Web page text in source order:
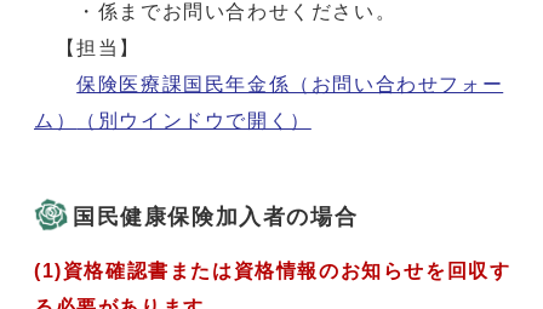
・係までお問い合わせください。
【担当】
保険医療課国民年金係（お問い合わせフォー
ム）
（別ウインドウで開く）
国民健康保険加入者の場合
(1)資格確認書または資格情報のお知らせを回収す